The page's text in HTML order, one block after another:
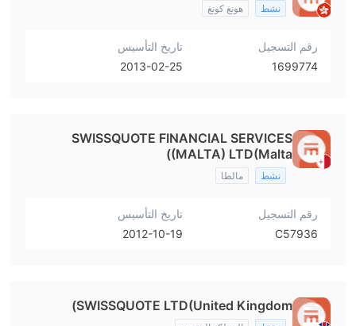
نشط هونغ كونغ
رقم التسجيل
1699774
تاريخ التأسيس
2013-02-25
SWISSQUOTE FINANCIAL SERVICES
(MALTA) LTD(Malta)
نشط مالطا
رقم التسجيل
C57936
تاريخ التأسيس
2012-10-19
SWISSQUOTE LTD(United Kingdom)